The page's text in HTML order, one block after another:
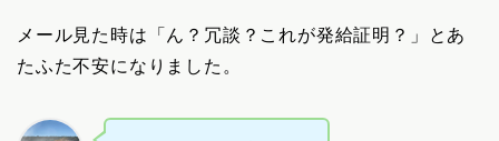
メール見た時は「ん？冗談？これが発給証明？」とあ
たふた不安になりました。